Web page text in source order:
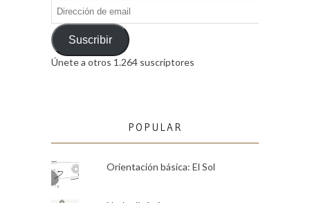
Dirección
de
emailSuscribir
Únete a otros 1.264 suscriptores
POPULAR
Orientación básica: El Sol